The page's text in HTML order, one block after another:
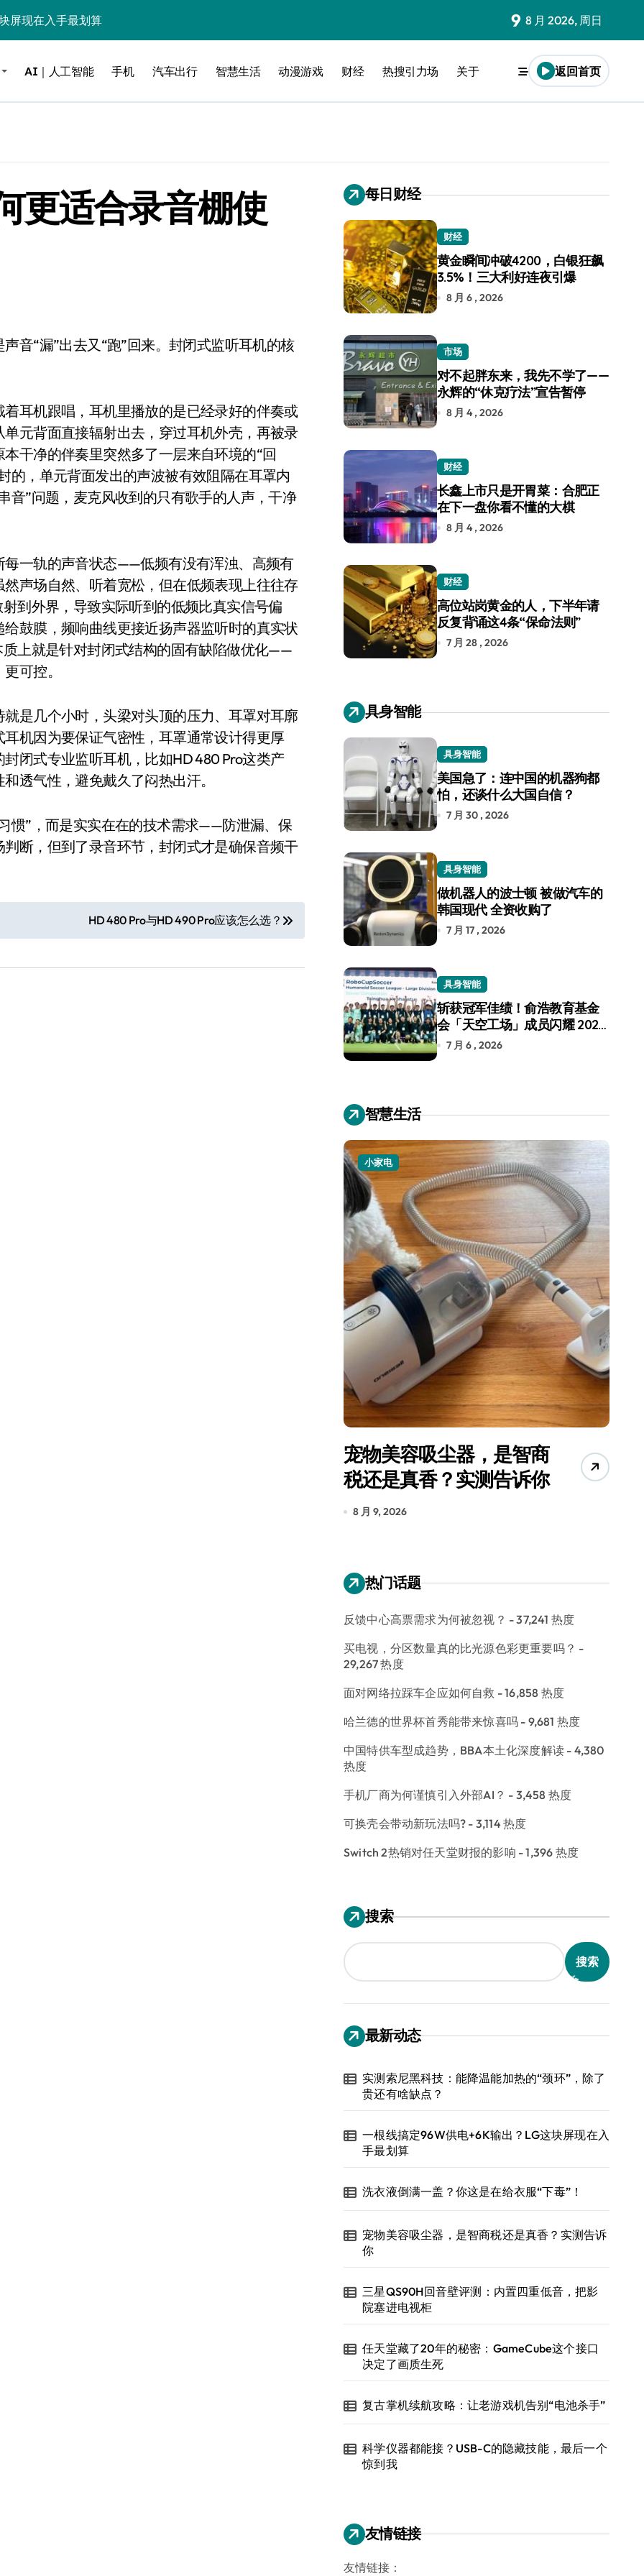
屏现在入手最划算
实测告诉你
，把影院塞进电视柜
池杀手”
最后一个惊到我
还魂”，是妙棋还是昏招？
台，技术创新驱动多品类增长
大利好连夜引爆
，但最狠的是那个机械音
、网络瘫了，微软这次真急了
，但鼠标操控才是真·杀手锏？
“垂帘听政”？
技术给了AI
鹏的“多事之夏”
——试驾雷克萨斯ES 500e
亿的债
主机，你领不领？
司机教你3招真·快充
了：车内不是广告屏！
会后悔吗？
箱，你中招了吗？
”，除了贵还有啥缺点？
9 8 月 2026, 周日
AI｜人工智能 手机 汽车出行 智慧生活 动漫游戏 财经 热搜引力场 关于 返回首页
更适合录音棚使
耳机跟唱，耳机里播放的是已经录好的伴奏或
元背面直接辐射出去，穿过耳机外壳，再被录
干净的伴奏里突然多了一层来自环境的“回
的，单元背面发出的声波被有效阻隔在耳罩内
音”问题，麦克风收到的只有歌手的人声，干净
一轨的声音状态——低频有没有浑浊、高频有
声场自然、听着宽松，但在低频表现上往往存
到外界，导致实际听到的低频比真实信号偏
鼓膜，频响曲线更接近扬声器监听时的真实状
质上就是针对封闭式结构的固有缺陷做优化——
可控。
是几个小时，头梁对头顶的压力、耳罩对耳廓
机因为要保证气密性，耳罩通常设计得更厚
闭式专业监听耳机，比如HD 480 Pro这类产
透气性，避免戴久了闷热出汗。
惯”，而是实实在在的技术需求——防泄漏、保
断，但到了录音环节，封闭式才是确保音频干
HD 480 Pro与HD 490 Pro应该怎么选？
每日财经
财经
黄金瞬间冲破4200，白银狂飙
3.5%！三大利好连夜引爆
8 月 6 , 2026
市场
对不起胖东来，我先不学了——
永辉的“休克疗法”宣告暂停
8 月 4 , 2026
财经
长鑫上市只是开胃菜：合肥正
在下一盘你看不懂的大棋
8 月 4 , 2026
财经
高位站岗黄金的人，下半年请
反复背诵这4条“保命法则”
7 月 28 , 2026
具身智能
具身智能
美国急了：连中国的机器狗都
怕，还谈什么大国自信？
7 月 30 , 2026
具身智能
做机器人的波士顿 被做汽车的
韩国现代 全资收购了
7 月 17 , 2026
具身智能
斩获冠军佳绩！俞浩教育基金
会「天空工场」成员闪耀 2026
RoboCup 机器人世界杯
7 月 6 , 2026
智慧生活
小家电
宠物美容吸尘器，是智商
税还是真香？实测告诉你
8 月 9, 2026
热门话题
反馈中心高票需求为何被忽视？ - 37,241 热度
买电视，分区数量真的比光源色彩更重要吗？ -
29,267 热度
面对网络拉踩车企应如何自救 - 16,858 热度
哈兰德的世界杯首秀能带来惊喜吗 - 9,681 热度
中国特供车型成趋势，BBA本土化深度解读 - 4,380
热度
手机厂商为何谨慎引入外部AI？ - 3,458 热度
可换壳会带动新玩法吗? - 3,114 热度
Switch 2热销对任天堂财报的影响 - 1,396 热度
搜索
搜索
最新动态
实测索尼黑科技：能降温能加热的“颈环”，除了
贵还有啥缺点？
一根线搞定96W供电+6K输出？LG这块屏现在入
手最划算
洗衣液倒满一盖？你这是在给衣服“下毒”！
宠物美容吸尘器，是智商税还是真香？实测告诉
你
三星QS90H回音壁评测：内置四重低音，把影
院塞进电视柜
任天堂藏了20年的秘密：GameCube这个接口
决定了画质生死
复古掌机续航攻略：让老游戏机告别“电池杀手”
科学仪器都能接？USB-C的隐藏技能，最后一个
惊到我
友情链接
友情链接：